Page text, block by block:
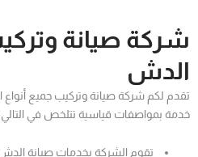
شركة صيانة
الدش
تقدم لكم شركة صيانة وتركيب جميع أنواع
خدمة بمواصفات قياسية تتلخص في التالي:
تقوم الشركة بخدمات صيانة الدش